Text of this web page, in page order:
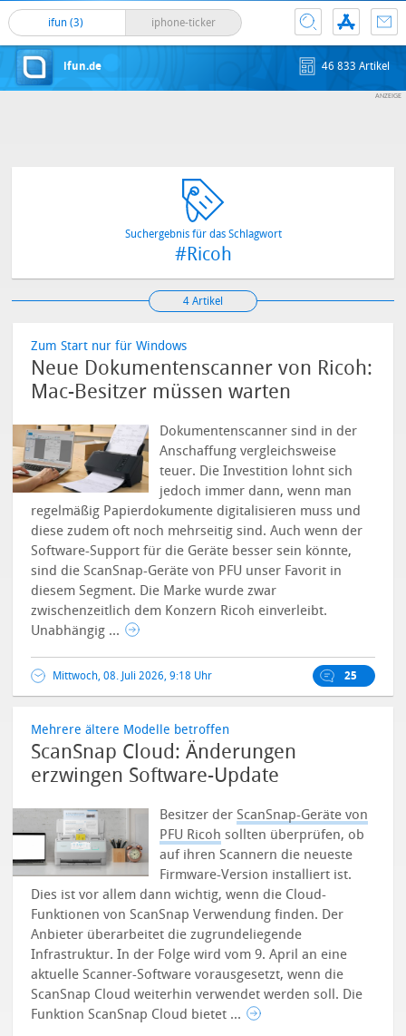
ifun (3) iphone-ticker
ifun.de 46 833 Artikel
Suchergebnis für das Schlagwort
#Ricoh
4 Artikel
Zum Start nur für Windows
Neue Dokumentenscanner von Ricoh:
Mac-Besitzer müssen warten
Dokumentenscanner sind in der
Anschaffung vergleichsweise
teuer. Die Investition lohnt sich
jedoch immer dann, wenn man
regelmäßig Papierdokumente digitalisieren muss und
diese zudem oft noch mehrseitig sind. Auch wenn der
Software-Support für die Geräte besser sein könnte,
sind die ScanSnap-Geräte von PFU unser Favorit in
diesem Segment. Die Marke wurde zwar
zwischenzeitlich dem Konzern Ricoh einverleibt.
Unabhängig ...
Mittwoch, 08. Juli 2026, 9:18 Uhr 25
Mehrere ältere Modelle betroffen
ScanSnap Cloud: Änderungen
erzwingen Software-Update
Besitzer derScanSnap-Geräte von
PFU Ricoh sollten überprüfen, ob
auf ihren Scannern die neueste
Firmware-Version installiert ist.
Dies ist vor allem dann wichtig, wenn die Cloud-
Funktionen von ScanSnap Verwendung finden. Der
Anbieter überarbeitet die zugrundeliegende
Infrastruktur. In der Folge wird vom 9. April an eine
aktuelle Scanner-Software vorausgesetzt, wenn die
ScanSnap Cloud weiterhin verwendet werden soll. Die
Funktion ScanSnap Cloud bietet ...